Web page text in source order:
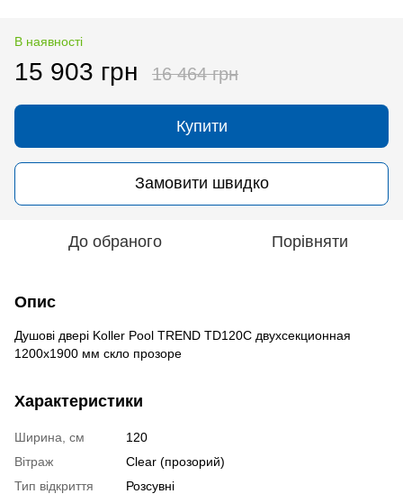
В наявності
15 903 грн 16 464 грн
Купити
Замовити швидко
До обраного Порівняти
Опис
Душові двері Koller Pool TREND TD120C двухсекционная
1200x1900 мм скло прозоре
Характеристики
Ширина, см
120
Вітраж
Clear (прозорий)
Тип відкриття
Розсувні